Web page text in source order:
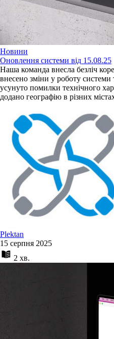
Новини
Оновлення системи від 15.08.25
Наша команда внесла безліч
внесено зміни у роботу системи
усунуто помилки технічного
додано географію в різних
Plektan
15 серпня 2025
2 хв.